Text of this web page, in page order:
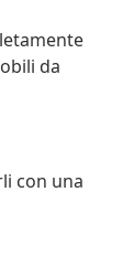
da
con una